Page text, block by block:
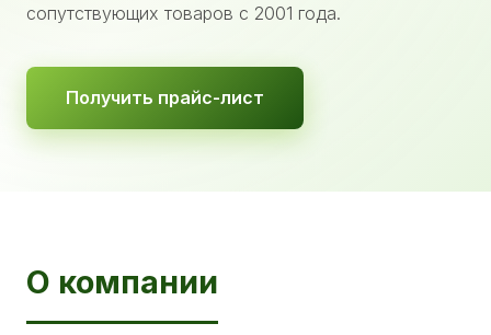
сопутствующих товаров с 2001 года.
Получить прайс-лист
О компании